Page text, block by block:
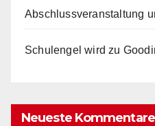
Abschlussveranstaltung
Schulengel wird zu
Neueste Kommentare